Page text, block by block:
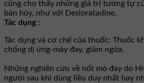
cũng cho thấy những giá trị tương tự
bán hủy, như với Desloratadine.
Tác dụng :
Tác dụng và cơ chế của thuốc: Thuốc
chống dị ứng-mày đay, giảm ngứa.
Những nghiên cứu về nốt mò đay do
người sau khi dùng liều duy nhất hay